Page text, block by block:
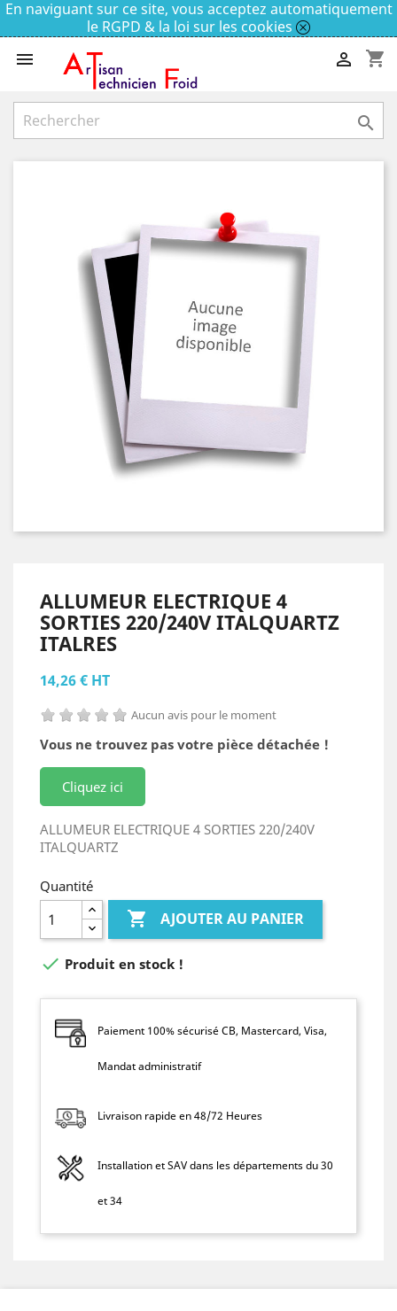
En naviguant sur ce site, vous acceptez automatiquement
le RGPD & la loi sur les cookies
 shopping_cart


ALLUMEUR ELECTRIQUE 4
SORTIES 220/240V ITALQUARTZ
ITALRES
14,26 € HT
Aucun avis pour le moment
Vous ne trouvez pas votre pièce détachée !
Cliquez ici
ALLUMEUR ELECTRIQUE 4 SORTIES 220/240V
ITALQUARTZ
Quantité
 AJOUTER AU PANIER
 Produit en stock !
Paiement 100% sécurisé CB, Mastercard, Visa,
Mandat administratif
Livraison rapide en 48/72 Heures
Installation et SAV dans les départements du 30
et 34